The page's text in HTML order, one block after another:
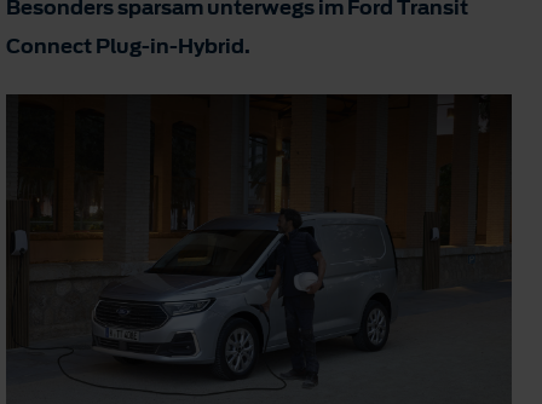
Besonders sparsam unterwegs im Ford Transit
Connect Plug-in-Hybrid.